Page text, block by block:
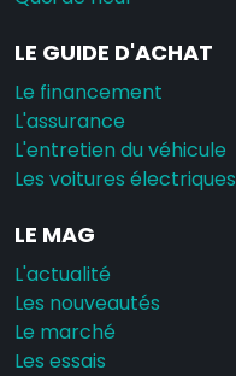
LE GUIDE D'ACHAT
Le financement
L'assurance
L'entretien du véhicule
Les voitures électriques
LE MAG
L'actualité
Les nouveautés
Le marché
Les essais